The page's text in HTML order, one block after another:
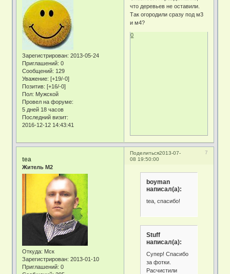
Зарегистрирован: 2013-05-24
Приглашений: 0
Сообщений: 129
Уважение: [+19/-0]
Позитив: [+16/-0]
Пол: Мужской
Провел на форуме:
5 дней 18 часов
Последний визит:
2016-12-12 14:43:41
что деревьев не оставили.
Так огородили сразу под м3
и м4?
0
Поделиться 7
2013-07-
08 19:50:00
tea
Житель М2
Откуда: Мск
Зарегистрирован: 2013-01-10
Приглашений: 0
boyman
написал(а):
tea, спасибо!
Stuff
написал(а):
Супер! Спасибо
за фотки.
Расчистили